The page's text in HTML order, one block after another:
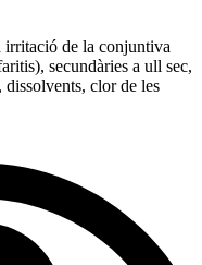
irritació de la conjuntiva
secundàries a ull sec,
dissolvents, clor de les